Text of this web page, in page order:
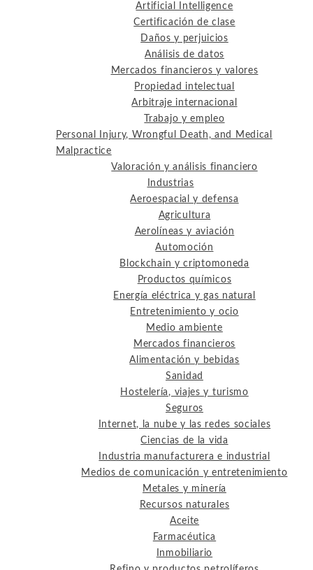
Artificial Intelligence
Certificación de clase
Daños y perjuicios
Análisis de datos
Mercados financieros y valores
Propiedad intelectual
Arbitraje internacional
Trabajo y empleo
Personal Injury, Wrongful Death, and Medical
Malpractice
Valoración y análisis financiero
Industrias
Aeroespacial y defensa
Agricultura
Aerolíneas y aviación
Automoción
Blockchain y criptomoneda
Productos químicos
Energía eléctrica y gas natural
Entretenimiento y ocio
Medio ambiente
Mercados financieros
Alimentación y bebidas
Sanidad
Hostelería, viajes y turismo
Seguros
Internet, la nube y las redes sociales
Ciencias de la vida
Industria manufacturera e industrial
Medios de comunicación y entretenimiento
Metales y minería
Recursos naturales
Aceite
Farmacéutica
Inmobiliario